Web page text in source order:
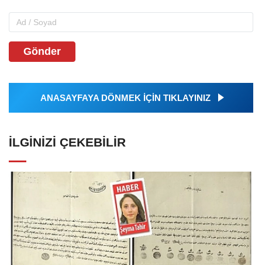
Gönder
ANASAYFAYA DÖNMEK İÇİN TIKLAYINIZ
İLGINIZI ÇEKEBILIR